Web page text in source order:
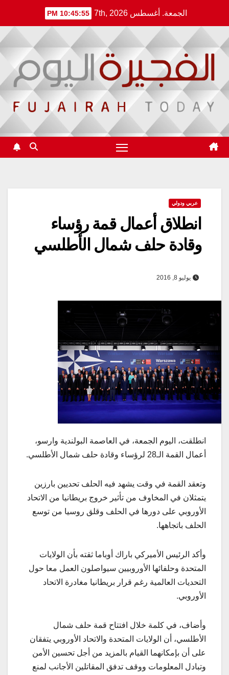
content
الجمعة. أغسطس 7th, 2026 10:45:56 PM
عربي ودولي
انطلاق أعمال قمة رؤساء
وقادة حلف شمال الأطلسي
يوليو 8, 2016
انطلقت، اليوم الجمعة، في العاصمة البولندية وارسو،
أعمال القمة الـ28 لرؤساء وقادة حلف شمال الأطلسي.
وتعقد القمة في وقت يشهد فيه الحلف تحديين بارزين
يتمثلان في المخاوف من تأثير خروج بريطانيا من الاتحاد
الأوروبي على دورها في الحلف وقلق روسيا من توسع
الحلف باتجاهها.
وأكد الرئيس الأميركي باراك أوباما ثقته بأن الولايات
المتحدة وحلفائها الأوروبيين سيواصلون العمل معا حول
التحديات العالمية رغم قرار بريطانيا مغادرة الاتحاد
الأوروبي.
وأضاف، في كلمة خلال افتتاح قمة حلف شمال
الأطلسي، أن الولايات المتحدة والاتحاد الأوروبي يتفقان
على أن بإمكانهما القيام بالمزيد من أجل تحسين الأمن
وتبادل المعلومات ووقف تدفق المقاتلين الأجانب لمنع